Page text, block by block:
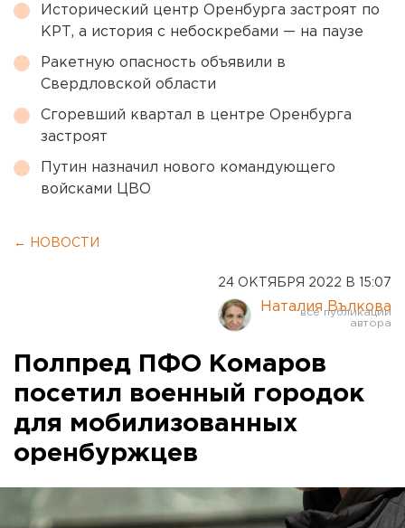
Исторический центр Оренбурга застроят по
КРТ, а история с небоскребами — на паузе
Ракетную опасность объявили в
Свердловской области
Сгоревший квартал в центре Оренбурга
застроят
Путин назначил нового командующего
войсками ЦВО
← НОВОСТИ
24 ОКТЯБРЯ 2022 В 15:07
Наталия Вълкова
Полпред ПФО Комаров
посетил военный городок
для мобилизованных
оренбуржцев